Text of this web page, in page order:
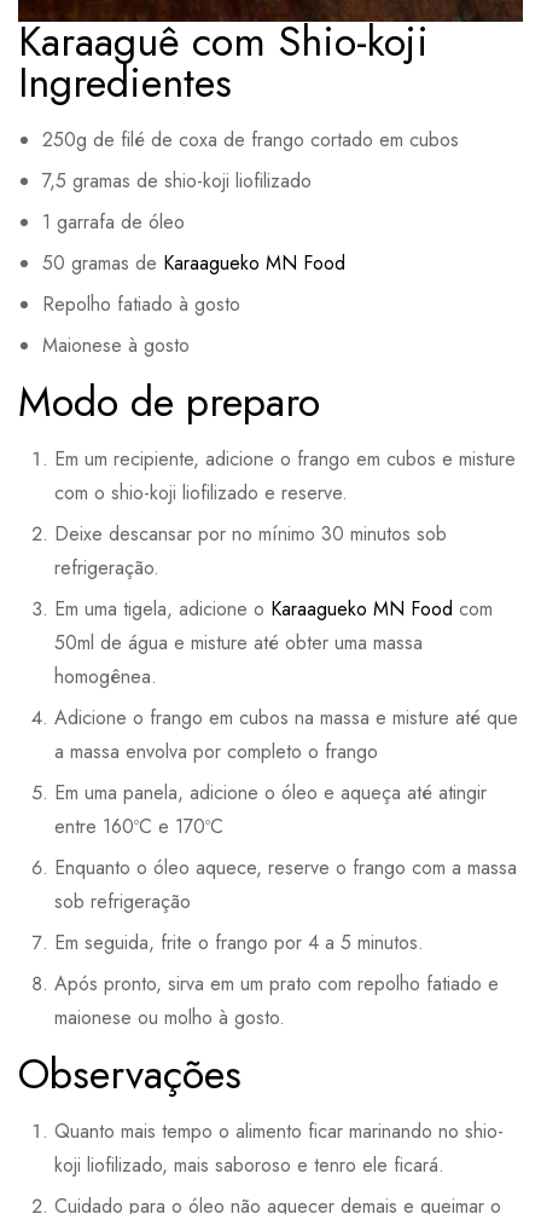
Karaaguê com Shio-koji
Ingredientes
250g de filé de coxa de frango cortado em cubos
7,5 gramas de shio-koji liofilizado
1 garrafa de óleo
50 gramas de Karaagueko MN Food
Repolho fatiado à gosto
Maionese à gosto
Modo de preparo
Em um recipiente, adicione o frango em cubos e misture
com o shio-koji liofilizado e reserve.
Deixe descansar por no mínimo 30 minutos sob
refrigeração.
Em uma tigela, adicione o Karaagueko MN Food com
50ml de água e misture até obter uma massa
homogênea.
Adicione o frango em cubos na massa e misture até que
a massa envolva por completo o frango
Em uma panela, adicione o óleo e aqueça até atingir
entre 160ºC e 170ºC
Enquanto o óleo aquece, reserve o frango com a massa
sob refrigeração
Em seguida, frite o frango por 4 a 5 minutos.
Após pronto, sirva em um prato com repolho fatiado e
maionese ou molho à gosto.
Observações
Quanto mais tempo o alimento ficar marinando no shio-
koji liofilizado, mais saboroso e tenro ele ficará.
Cuidado para o óleo não aquecer demais e queimar o